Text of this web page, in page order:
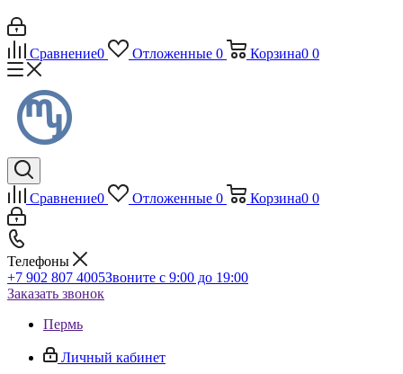
Сравнение0 Отложенные 0 Корзина0 0
Сравнение0 Отложенные 0 Корзина0 0
Телефоны
+7 902 807 4005Звоните с 9:00 до 19:00
Заказать звонок
Пермь
Личный кабинет